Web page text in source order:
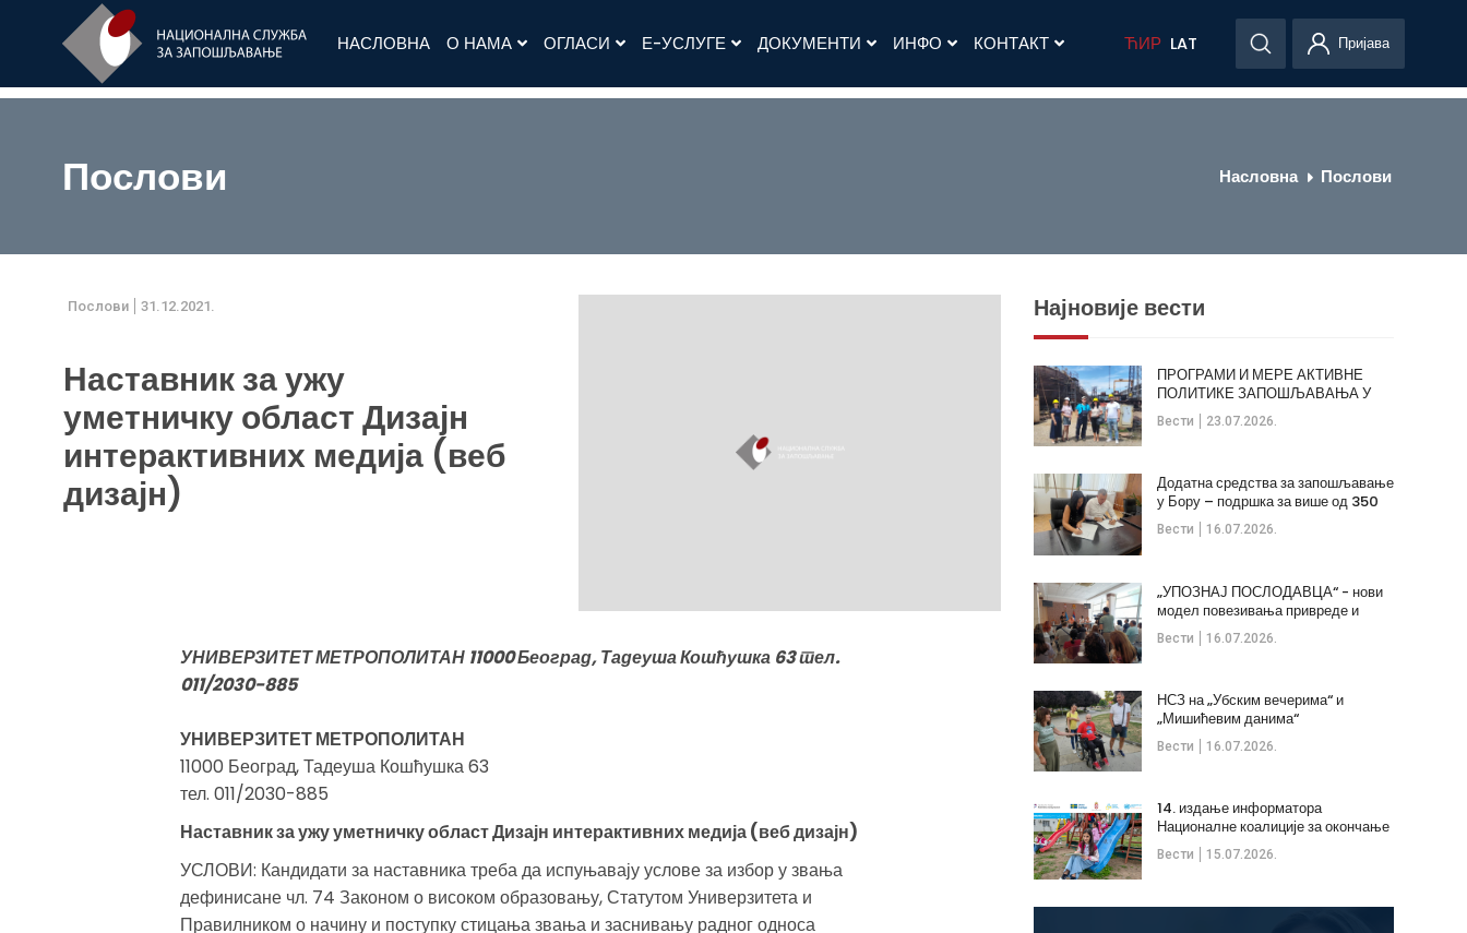
НАСЛОВНА О НАМА ОГЛАСИ Е-УСЛУГЕ ДОКУМЕНТИ ИНФО КОНТАКТ ЋИР LAT Пријава
Послови Насловна Послови
Послови 31.12.2021.
Наставник за ужу
уметничку област Дизајн
интерактивних медија (веб
дизајн)
УНИВЕРЗИТЕТ МЕТРОПОЛИТАН 11000 Београд, Тадеуша Кошћушка 63 тел.
011/2030-885
УНИВЕРЗИТЕТ МЕТРОПОЛИТАН
11000 Београд, Тадеуша Кошћушка 63
тел. 011/2030-885
Наставник за ужу уметничку област Дизајн интерактивних медија (веб дизајн)
УСЛОВИ: Кандидати за наставника треба да испуњавају услове за избор у звања
дефинисане чл. 74 Законом о високом образовању, Статутом Универзитета и
Правилником о начину и поступку стицања звања и заснивању радног односа
Најновије вести
Вести 23.07.2026.
ПРОГРАМИ И МЕРЕ АКТИВНЕ
ПОЛИТИКЕ ЗАПОШЉАВАЊА У
ОПШТИНИ КЛАДОВО
Вести 16.07.2026.
Додатна средства за запошљавање
у Бору – подршка за више од 350
незапослених
Вести 16.07.2026.
„УПОЗНАЈ ПОСЛОДАВЦА“ - нови
модел повезивања привреде и
стручних кадрова
Вести 16.07.2026.
НСЗ на „Убским вечерима“ и
„Мишићевим данима“
Вести 15.07.2026.
14. издање информатора
Националне коалиције за окончање
дечијих бракова